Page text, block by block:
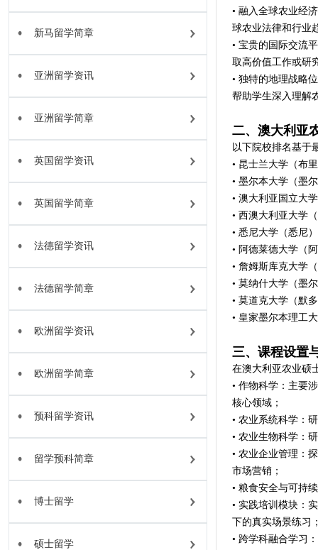
新马留学简章
亚洲留学资讯
亚洲留学简章
英国留学资讯
英国留学简章
法德留学资讯
法德留学简章
欧洲留学资讯
欧洲留学简章
预科留学资讯
留学预科简章
博士留学
硕士留学
• 融入全球农业经
球农业法律和行业
• 宝贵的国际交流
取高价值工作或研
• 独特的地理战略
帮助学生深入理解
二、澳大利亚
以下院校排名基于
• 昆士兰大学（布
• 墨尔本大学（墨
• 澳大利亚国立大
• 西澳大利亚大学
• 悉尼大学（悉尼
• 阿德莱德大学（
• 詹姆斯库克大学
• 莫纳什大学（墨
• 莫道克大学（默
• 皇家墨尔本理工
三、课程设置
在澳大利亚农业硕
• 作物科学：主要
核心领域；
• 农业系统科学：
• 农业生物科学：
• 农业企业管理：
市场营销；
• 粮食安全与可持
• 实践培训模块：
下的真实场景练习
• 跨学科融合学习